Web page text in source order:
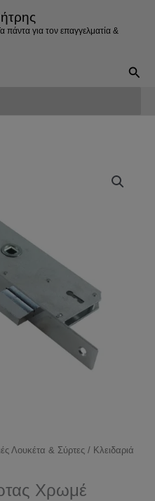
πάντα για τον επαγγελματία &
Λουκέτα & Σύρτες / Κλειδαριά
Χρωμέ